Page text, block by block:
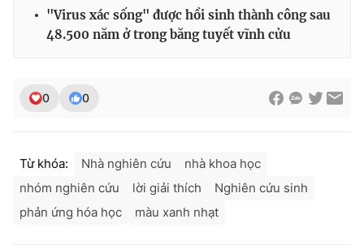
Theo dõi báo trên
Cơ quan báo chí:
Tổng Biên tập:Vũ Thanh Thủy
Phó Tổng Biên tập:Nguyễn Thị Mỹ Hạnh, Phạm Quốc Thắng,
Nguyễn Trọng Ninh
"Virus xác sống" được hồi sinh thành công sau
48.500 năm ở trong băng tuyết vĩnh cửu
0 0
Từ khóa: Nhà nghiên cứu
nhà khoa học
nhóm nghiên cứu
lời giải thích
Nghiên cứu sinh
phản ứng hóa học
màu xanh nhạt